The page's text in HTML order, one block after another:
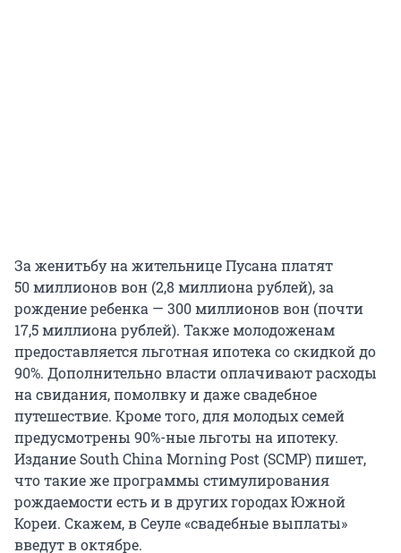
За женитьбу на жительнице Пусана платят
50 миллионов вон (2,8 миллионарублей), за
рождение ребенка — 300 миллионов вон (почти
17,5 миллиона рублей). Также молодоженам
предоставляется льготная ипотека со скидкой до
90%. Дополнительно власти оплачивают расходы
на свидания, помолвку и даже свадебное
путешествие. Кроме того, для молодых семей
предусмотрены 90%-ные льготы на ипотеку.
Издание South China Morning Post (SCMP) пишет,
что такие же программы стимулирования
рождаемости есть и в других городах Южной
Кореи. Скажем, в Сеуле «свадебные выплаты»
введут в октябре.